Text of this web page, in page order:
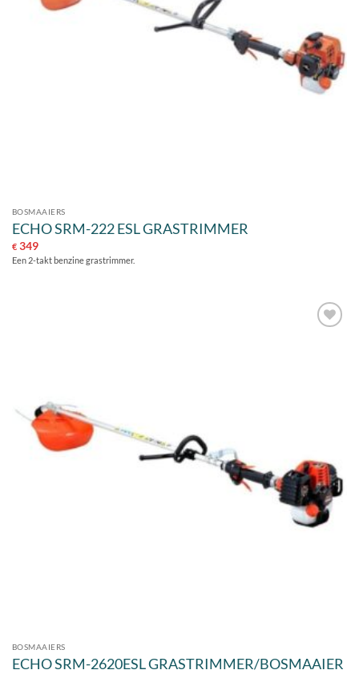
BOSMAAIERS
ECHO SRM-222 ESL GRASTRIMMER
€349
Een 2-takt benzine grastrimmer.
BOSMAAIERS
ECHO SRM-2620ESL GRASTRIMMER/BOSMAAIER